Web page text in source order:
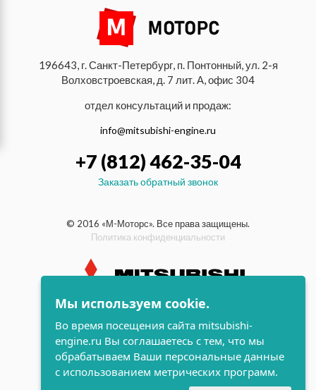
196643, г. Санкт-Петербург, п. Понтонный, ул. 2-я
Волховстроевская, д. 7 лит. А, офис 304
отдел консультаций и продаж:
info@mitsubishi-engine.ru
+7 (812) 462-35-04
Заказать обратный звонок
© 2016 «М-Моторс». Все права защищены.
Политика конфиденциальности
индустриальные и морские
дизельные двигатели Mitsubishi
разработка сайта
Мы используем cookie.
Во время посещения сайта mitsubishi-
engine.ru Вы соглашаетесь с тем, что мы
обрабатываем Ваши персональные данные
с использованием метрических программ.